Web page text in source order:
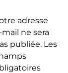
adresse
mail ne sera
publiée. Les